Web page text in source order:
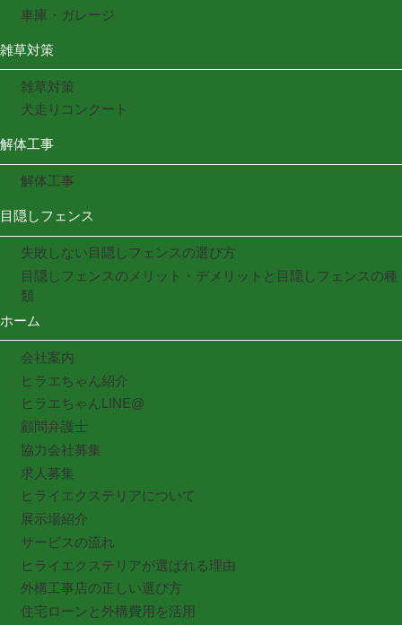
車庫・ガレージ
雑草対策
雑草対策
犬走りコンクート
解体工事
解体工事
目隠しフェンス
失敗しない目隠しフェンスの選び方
目隠しフェンスのメリット・デメリットと目隠しフェンスの種
類
ホーム
会社案内
ヒラエちゃん紹介
ヒラエちゃんLINE@
顧問弁護士
協力会社募集
求人募集
ヒライエクステリアについて
展示場紹介
サービスの流れ
ヒライエクステリアが選ばれる理由
外構工事店の正しい選び方
住宅ローンと外構費用を活用